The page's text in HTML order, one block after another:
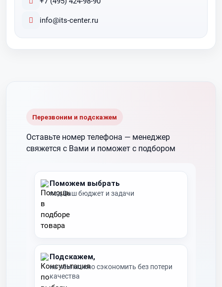
info@its-center.ru
Перезвоним и подскажем
Оставьте номер телефона — менеджер
свяжется с Вами и поможет с подбором
Поможем выбрать
под Ваш бюджет и задачи
Подскажем,
на чём можно сэкономить без потери
качества